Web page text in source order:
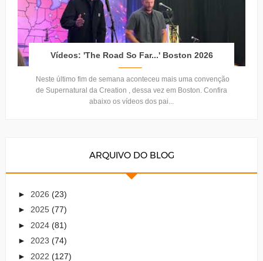
Vídeos: 'The Road So Far...' Boston 2026
Neste último fim de semana aconteceu mais uma convenção
de Supernatural da Creation , dessa vez em Boston. Confira
abaixo os vídeos dos pai...
ARQUIVO DO BLOG
► 2026 (23)
► 2025 (77)
► 2024 (81)
► 2023 (74)
► 2022 (127)